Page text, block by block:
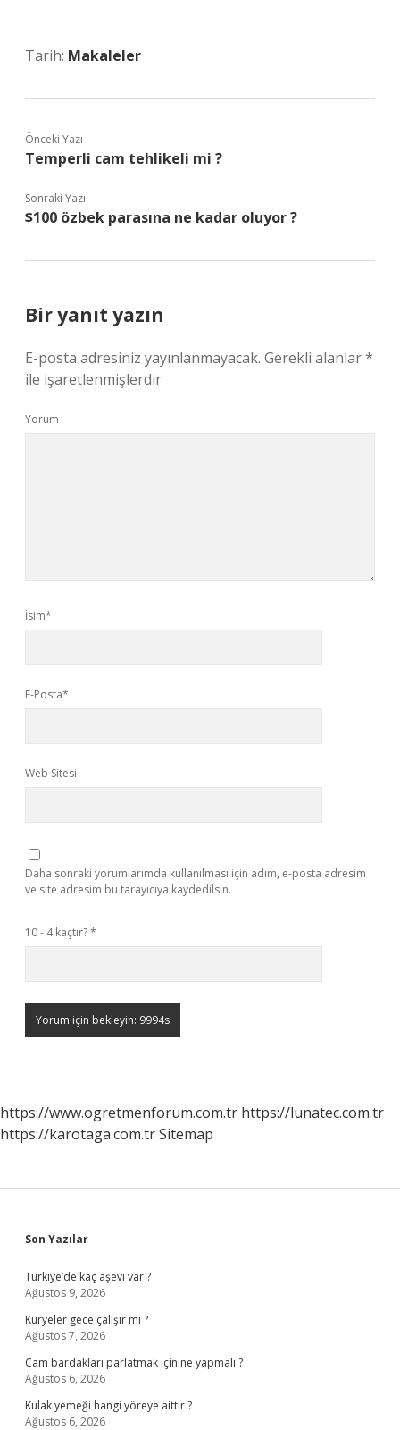
Tarih: Makaleler
Önceki Yazı
Temperli cam tehlikeli mi ?
Sonraki Yazı
$100 özbek parasına ne kadar oluyor ?
Bir yanıt yazın
E-posta adresiniz yayınlanmayacak. Gerekli alanlar*
ile işaretlenmişlerdir
Yorum
İsim*
E-Posta*
Web Sitesi
Daha sonraki yorumlarımda kullanılması için adım, e-posta adresim
ve site adresim bu tarayıcıya kaydedilsin.
10 - 4 kaçtır?*
https://www.ogretmenforum.com.tr https://lunatec.com.tr
https://karotaga.com.trSitemap
Sidebar
Son Yazılar
Türkiye’de kaç aşevi var ?
Ağustos 9, 2026
Kuryeler gece çalışır mı ?
Ağustos 7, 2026
Cam bardakları parlatmak için ne yapmalı ?
Ağustos 6, 2026
Kulak yemeği hangi yöreye aittir ?
Ağustos 6, 2026